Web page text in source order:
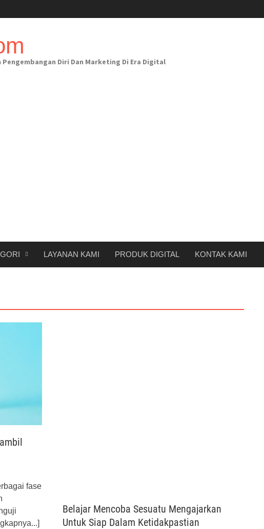
Diri Dan Marketing Di Era Digital
LAYANAN KAMI PRODUK DIGITAL KONTAK KAMI
fase
Belajar Mencoba Sesuatu Mengajarkan
Untuk Siap Dalam Ketidakpastian